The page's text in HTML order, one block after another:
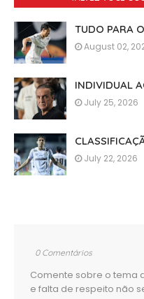
TUDO PARA
August 02,
INDIVIDUAL
July 25, 2026
July 22, 2026
0 Comentários
Comente sobre o tema
e falta de respeito não